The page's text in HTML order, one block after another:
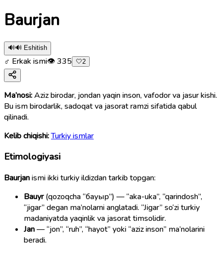
Baurjan
🔊🔊 Eshitish
♂ Erkak ismi👁335 🤍2
Ma’nosi:Aziz birodar, jondan yaqin inson, vafodor va jasur kishi.
Bu ism birodarlik, sadoqat va jasorat ramzi sifatida qabul
qilinadi.
Kelib chiqishi:Turkiy ismlar
Etimologiyasi
Baurjanismi ikki turkiy ildizdan tarkib topgan:
Bauyr(qozoqcha “бауыр”) — “aka-uka”, “qarindosh”,
“jigar” degan ma’nolarni anglatadi. “Jigar” so‘zi turkiy
madaniyatda yaqinlik va jasorat timsolidir.
Jan— “jon”, “ruh”, “hayot” yoki “aziz inson” ma’nolarini
beradi.